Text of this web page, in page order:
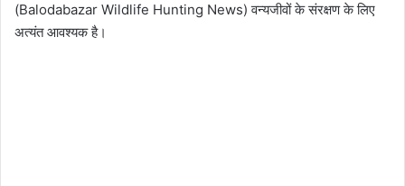
(Balodabazar Wildlife Hunting News) वन्यजीवों के संरक्षण के लिए
अत्यंत आवश्यक है।